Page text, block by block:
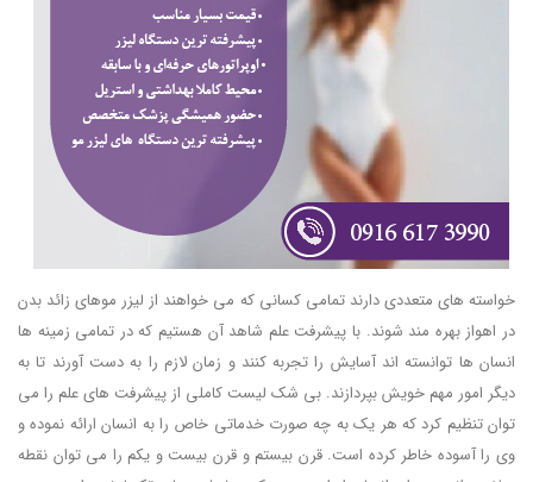
خواسته های متعددی دارند تمامی کسانی که می خواهند از لیزر موهای زائد بدن
در اهواز بهره مند شوند. با پیشرفت علم شاهد آن هستیم که در تمامی زمینه ها
انسان ها توانسته اند آسایش را تجربه کنند و زمان لازم را به دست آورند تا به
دیگر امور مهم خویش بپردازند. بی شک لیست کاملی از پیشرفت های علم را می
توان تنظیم کرد که هر یک به چه صورت خدماتی خاص را به انسان ارائه نموده و
وی را آسوده خاطر کرده است. قرن بیستم و قرن بیست و یکم را می توان نقطه